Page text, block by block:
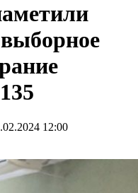
12:00